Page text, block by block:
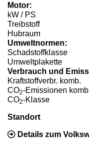
Motor:
kW / PS
Treibstoff
Hubraum
Umweltnormen:
Schadstoffklasse
Umweltplakette
Verbrauch und
Kraftstoffverbr. komb.
CO2-Emissionen
CO2-Klasse
Standort
Details zum